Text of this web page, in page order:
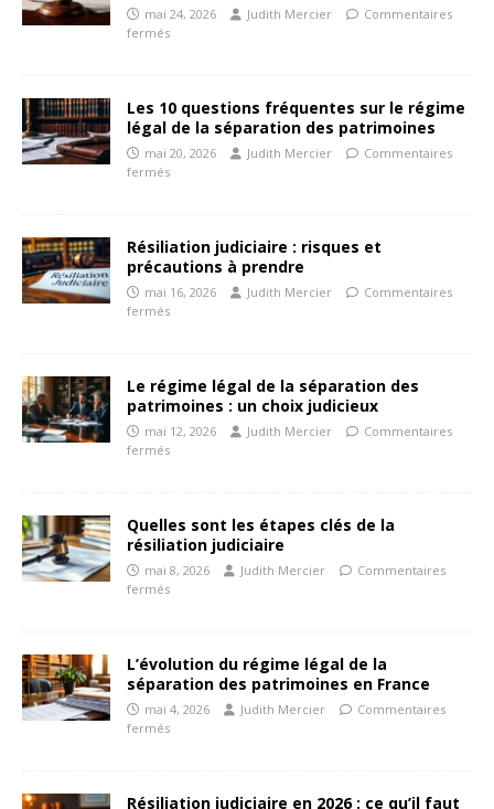
mai 24, 2026 Judith Mercier
Commentaires
fermés
Les 10 questions fréquentes sur le régime
légal de la séparation des patrimoines
mai 20, 2026 Judith Mercier
Commentaires
fermés
Résiliation judiciaire : risques et
précautions à prendre
mai 16, 2026 Judith Mercier
Commentaires
fermés
Le régime légal de la séparation des
patrimoines : un choix judicieux
mai 12, 2026 Judith Mercier
Commentaires
fermés
Quelles sont les étapes clés de la
résiliation judiciaire
mai 8, 2026 Judith Mercier
Commentaires
fermés
L’évolution du régime légal de la
séparation des patrimoines en France
mai 4, 2026 Judith Mercier
Commentaires
fermés
Résiliation judiciaire en 2026 : ce qu’il faut